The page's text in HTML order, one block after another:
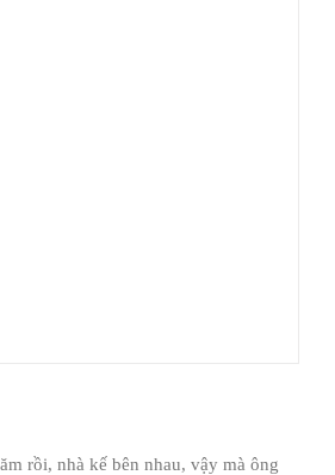
rồi, nhà kế bên nhau, vậy mà ông